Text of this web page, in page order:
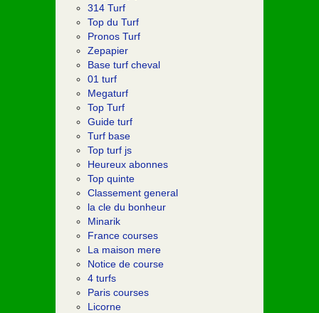
314 Turf
Top du Turf
Pronos Turf
Zepapier
Base turf cheval
01 turf
Megaturf
Top Turf
Guide turf
Turf base
Top turf js
Heureux abonnes
Top quinte
Classement general
la cle du bonheur
Minarik
France courses
La maison mere
Notice de course
4 turfs
Paris courses
Licorne